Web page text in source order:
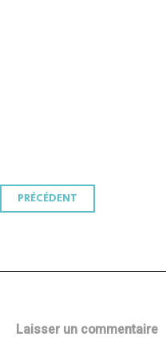
Navigation
PRÉCÉDENT
Laisser un commentaire